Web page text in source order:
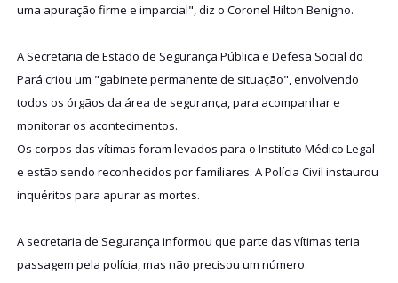
uma apuração firme e imparcial", diz o Coronel Hilton Benigno.
A Secretaria de Estado de Segurança Pública e Defesa Social do
Pará criou um "gabinete permanente de situação", envolvendo
todos os órgãos da área de segurança, para acompanhar e
monitorar os acontecimentos.
Os corpos das vítimas foram levados para o Instituto Médico Legal
e estão sendo reconhecidos por familiares. A Polícia Civil instaurou
inquéritos para apurar as mortes.
A secretaria de Segurança informou que parte das vítimas teria
passagem pela polícia, mas não precisou um número.